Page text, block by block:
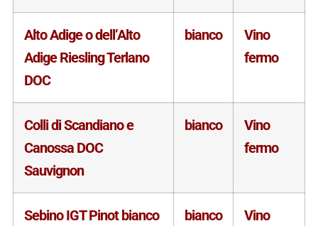
Alto Adige o dell’Alto
Adige Riesling Terlano
DOC
bianco
Vino
fermo
Colli di Scandiano e
Canossa DOC
Sauvignon
bianco
Vino
fermo
Sebino IGT Pinot bianco bianco
Vino